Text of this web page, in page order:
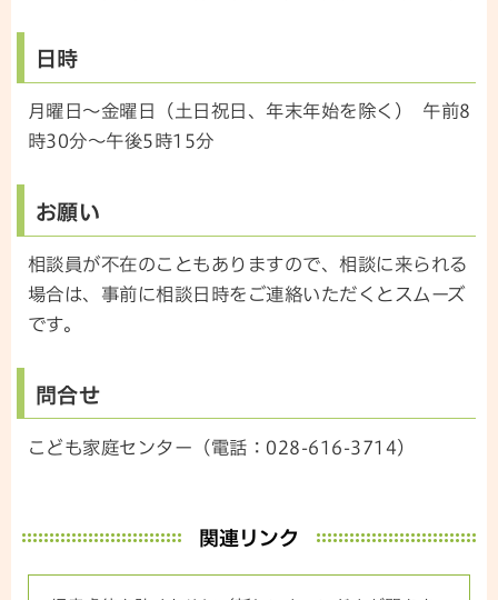
日時
月曜日～金曜日（土日祝日、年末年始を除く） 午前8
時30分～午後5時15分
お願い
相談員が不在のこともありますので、相談に来られる
場合は、事前に相談日時をご連絡いただくとスムーズ
です。
問合せ
こども家庭センター（電話：028-616-3714）
関連リンク